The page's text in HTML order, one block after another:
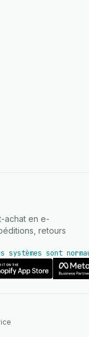
achat en e-
retours
systèmes sont
sur